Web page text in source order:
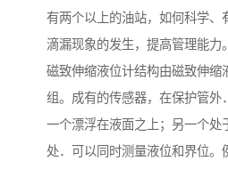
有两个以上的油站，如何科学、
滴漏现象的发生，提高管理能力。
磁致伸缩液位计结构由磁致伸缩
组。成有的传感器，在保护管外
一个漂浮在液面之上；另一个处
处．可以同时测量液位和界位。